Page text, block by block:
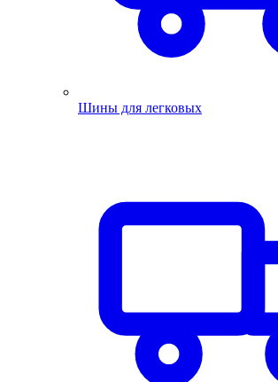
Шины для легковых